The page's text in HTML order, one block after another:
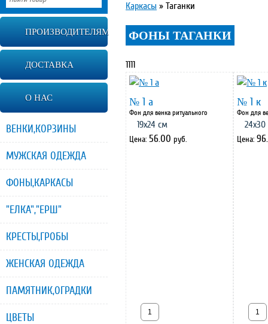
ПРОИЗВОДИТЕЛЯМ
ДОСТАВКА
О НАС
ВЕНКИ,КОРЗИНЫ
МУЖСКАЯ ОДЕЖДА
ФОНЫ,КАРКАСЫ
"ЕЛКА","ЕРШ"
КРЕСТЫ,ГРОБЫ
ЖЕНСКАЯ ОДЕЖДА
ПАМЯТНИК,ОГРАДКИ
ЦВЕТЫ
Каркасы » Таганки
ФОНЫ ТАГАНКИ
1111
№ 1 а
Фон для венка ритуального
19х24 см
Цена: 56.00 руб.
№ 1 к
Фон для
Цена: